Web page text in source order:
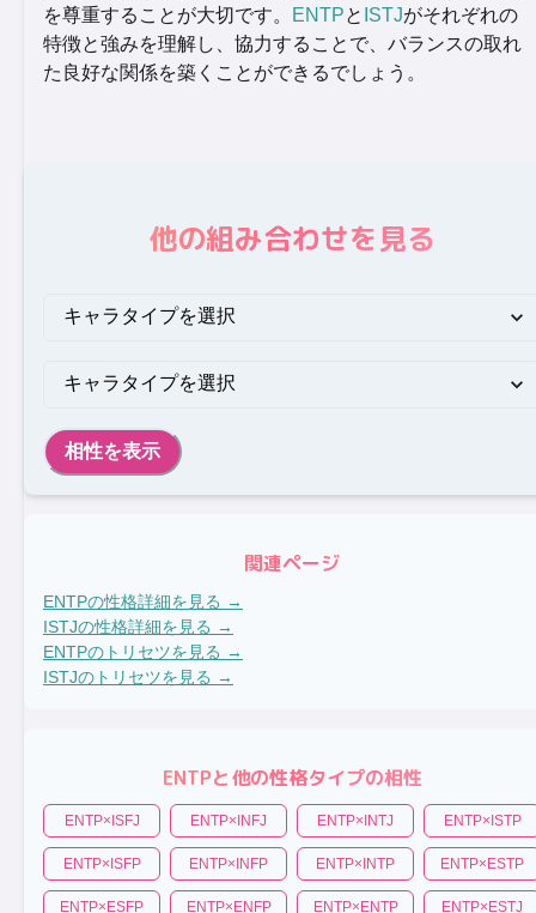
を尊重することが大切です。
ENTPと ISTJがそれぞれの
特徴と強みを理解し、協力することで、バランスの取れ
た良好な関係を築くことができるでしょう。
他の組み合わせを見る
相性を表示
関連ページ
ENTPの性格詳細を見る →
ISTJの性格詳細を見る →
ENTPのトリセツを見る →
ISTJのトリセツを見る →
ENTPと他の性格タイプの相性
ENTP× ISFJ ENTP× INFJ ENTP× INTJ ENTP× ISTP
ENTP× ISFP ENTP× INFP ENTP× INTP ENTP× ESTP
ENTP× ESFP ENTP× ENFP ENTP× ENTP ENTP× ESTJ